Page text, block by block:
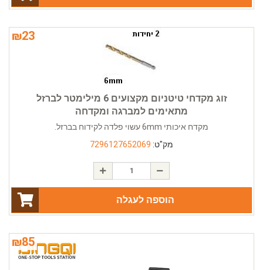
₪23
זוג מקדחי טיטניום מקצועים 6 מילימטר לברזל
מתאימים למברגה ומקדחה
מקדח איכותי 6mm עשוי פלדה לקידוח בברזל.
מק"ט: 7296127652069
הוספה לעגלה
₪85